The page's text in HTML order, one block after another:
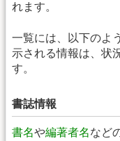
れます。
一覧には、以下のよ
示される情報は、状
す。
書誌情報
書名や編著者名など